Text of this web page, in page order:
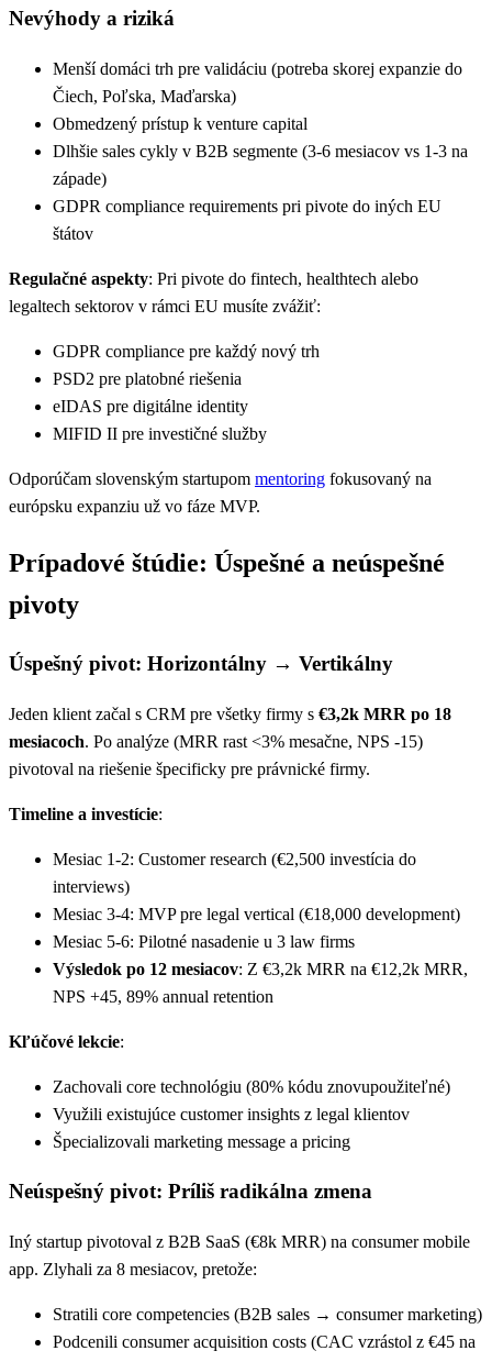
Nevýhody a riziká
Menší domáci trh pre validáciu (potreba skorej expanzie do
Čiech, Poľska, Maďarska)
Obmedzený prístup k venture capital
Dlhšie sales cykly v B2B segmente (3-6 mesiacov vs 1-3 na
západe)
GDPR compliance requirements pri pivote do iných EU
štátov
Regulačné aspekty: Pri pivote do fintech, healthtech alebo
legaltech sektorov v rámci EU musíte zvážiť:
GDPR compliance pre každý nový trh
PSD2 pre platobné riešenia
eIDAS pre digitálne identity
MIFID II pre investičné služby
Odporúčam slovenským startupom mentoring fokusovaný na
európsku expanziu už vo fáze MVP.
Prípadové štúdie: Úspešné a neúspešné
pivoty
Úspešný pivot: Horizontálny → Vertikálny
Jeden klient začal s CRM pre všetky firmy s €3,2k MRR po 18
mesiacoch. Po analýze (MRR rast <3% mesačne, NPS -15)
pivotoval na riešenie špecificky pre právnické firmy.
Timeline a investície:
Mesiac 1-2: Customer research (€2,500 investícia do
interviews)
Mesiac 3-4: MVP pre legal vertical (€18,000 development)
Mesiac 5-6: Pilotné nasadenie u 3 law firms
Výsledok po 12 mesiacov: Z €3,2k MRR na €12,2k MRR,
NPS +45, 89% annual retention
Kľúčové lekcie:
Zachovali core technológiu (80% kódu znovupoužiteľné)
Využili existujúce customer insights z legal klientov
Špecializovali marketing message a pricing
Neúspešný pivot: Príliš radikálna zmena
Iný startup pivotoval z B2B SaaS (€8k MRR) na consumer mobile
app. Zlyhali za 8 mesiacov, pretože:
Stratili core competencies (B2B sales → consumer marketing)
Podcenili consumer acquisition costs (CAC vzrástol z €45 na